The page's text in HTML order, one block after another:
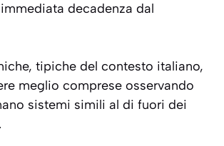
decadenza dal
tipiche del contesto italiano,
meglio comprese osservando
sistemi simili al di fuori dei